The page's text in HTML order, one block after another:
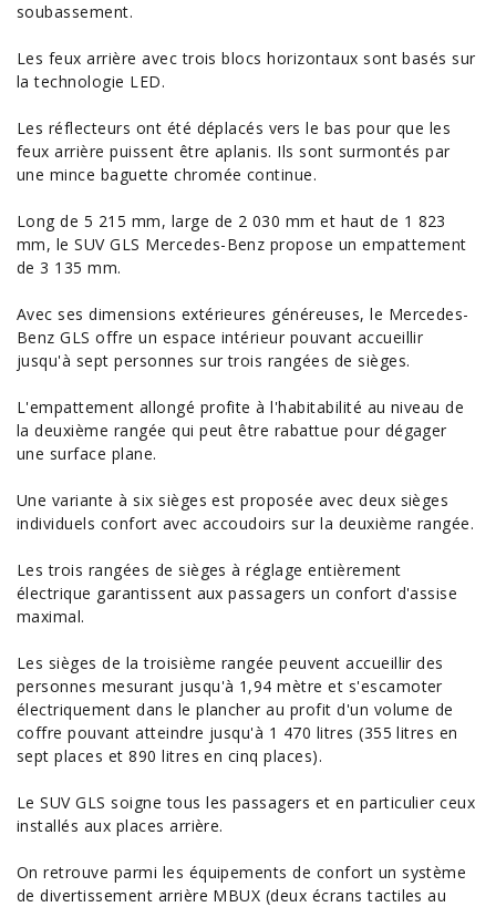
soubassement.
Les feux arrière avec trois blocs horizontaux sont basés sur
la technologie LED.
Les réflecteurs ont été déplacés vers le bas pour que les
feux arrière puissent être aplanis. Ils sont surmontés par
une mince baguette chromée continue.
Long de 5 215 mm, large de 2 030 mm et haut de 1 823
mm, le SUV GLS Mercedes-Benz propose un empattement
de 3 135 mm.
Avec ses dimensions extérieures généreuses, le Mercedes-
Benz GLS offre un espace intérieur pouvant accueillir
jusqu'à sept personnes sur trois rangées de sièges.
L'empattement allongé profite à l'habitabilité au niveau de
la deuxième rangée qui peut être rabattue pour dégager
une surface plane.
Une variante à six sièges est proposée avec deux sièges
individuels confort avec accoudoirs sur la deuxième rangée.
Les trois rangées de sièges à réglage entièrement
électrique garantissent aux passagers un confort d'assise
maximal.
Les sièges de la troisième rangée peuvent accueillir des
personnes mesurant jusqu'à 1,94 mètre et s'escamoter
électriquement dans le plancher au profit d'un volume de
coffre pouvant atteindre jusqu'à 1 470 litres (355 litres en
sept places et 890 litres en cinq places).
Le SUV GLS soigne tous les passagers et en particulier ceux
installés aux places arrière.
On retrouve parmi les équipements de confort un système
de divertissement arrière MBUX (deux écrans tactiles au